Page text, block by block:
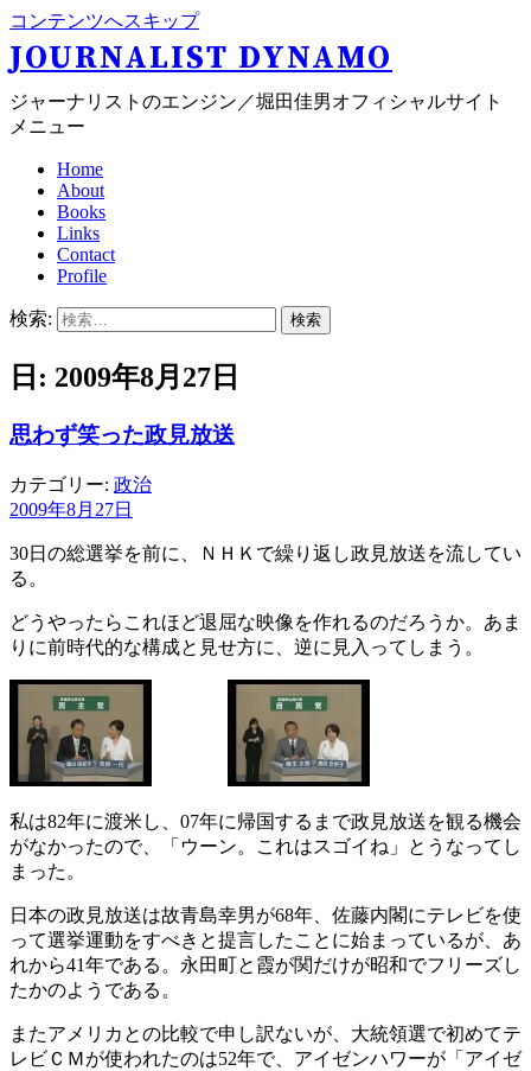
コンテンツへスキップ
JOURNALIST DYNAMO
ジャーナリストのエンジン／堀田佳男オフィシャルサイト
メニュー
Home
About
Books
Links
Contact
Profile
検索:
日: 2009年8月27日
思わず笑った政見放送
カテゴリー: 政治
2009年8月27日
30日の総選挙を前に、ＮＨＫで繰り返し政見放送を流してい
る。
どうやったらこれほど退屈な映像を作れるのだろうか。あま
りに前時代的な構成と見せ方に、逆に見入ってしまう。
私は82年に渡米し、07年に帰国するまで政見放送を観る機会
がなかったので、「ウーン。これはスゴイね」とうなってし
まった。
日本の政見放送は故青島幸男が68年、佐藤内閣にテレビを使
って選挙運動をすべきと提言したことに始まっているが、あ
れから41年である。永田町と霞が関だけが昭和でフリーズし
たかのようである。
またアメリカとの比較で申し訳ないが、大統領選で初めてテ
レビＣＭが使われたのは52年で、アイゼンハワーが「アイゼ